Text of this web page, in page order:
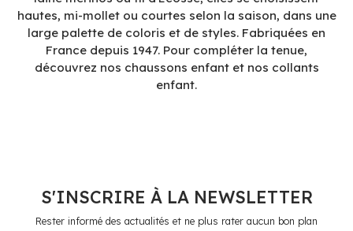
hautes, mi-mollet ou courtes selon la saison, dans une
large palette de coloris et de styles. Fabriquées en
France depuis 1947. Pour compléter la tenue,
découvrez nos chaussons enfant et nos collants
enfant.
S'INSCRIRE À LA NEWSLETTER
Rester informé des actualités et ne plus rater aucun bon plan